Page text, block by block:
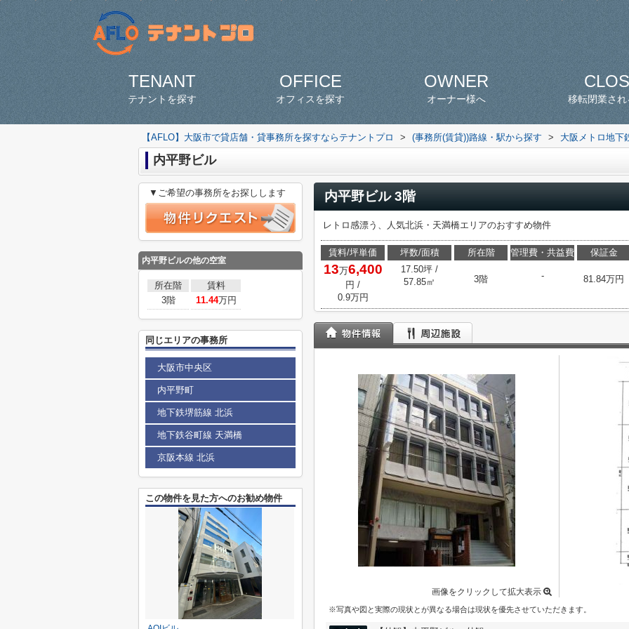
TENANT
テナントを探す
OFFICE
オフィスを探す
OWNER
オーナー様へ 移転閉業さ
【AFLO】大阪市で貸店舗・貸事務所を探すならテナントプロ > (事務所(賃貸))路線・駅から探す > 大阪メトロ地下
内平野ビル
内平野ビル 3階
レトロ感漂う、人気北浜・天満橋エリアのおすすめ物件
賃料/坪単価
13万6,400
円 /
0.9万円
坪数/面積
17.50坪 /
57.85㎡
所在階
3階
管理費・共益費
-
保証金
81.84万円
画像をクリックして拡大表示
※写真や図と実際の現状とが異なる場合は現状を優先させていただきます。
▼ご希望の事務所をお探しします
内平野ビルの他の空室
所在階
賃料
3階
11.44万円
同じエリアの事務所
大阪市中央区
内平野町
地下鉄堺筋線 北浜
地下鉄谷町線 天満橋
京阪本線 北浜
この物件を見た方へのお勧め物件